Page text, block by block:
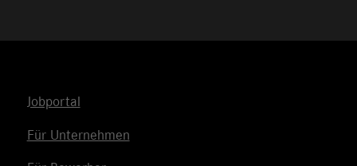
Jobportal
Für Unternehmen